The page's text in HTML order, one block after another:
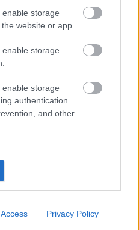
storage
website or app.
storage
storage
authentication
and other
Privacy Policy
csatorna